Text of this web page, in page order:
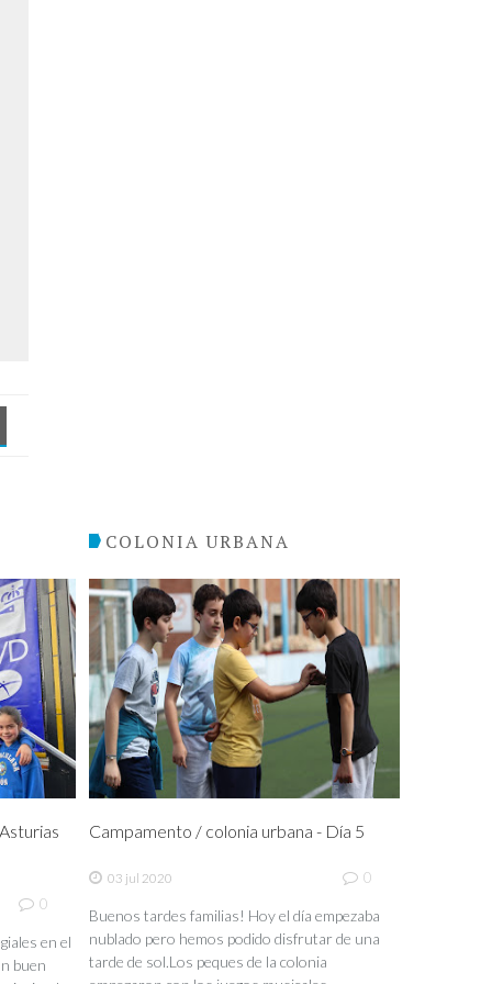
0
en el
buen
COLONIA URBANA
Campamento / colonia urbana - Día 5
03 jul 2020 0
Buenos tardes familias! Hoy el día empezaba
nublado pero hemos podido disfrutar de una
tarde de sol.Los peques de la colonia